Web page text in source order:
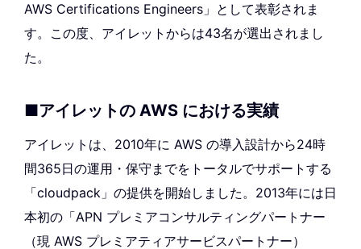
AWS Certifications Engineers」として表彰されま
す。この度、アイレットからは43名が選出されまし
た。
■アイレットの AWS における実績
アイレットは、2010年に AWS の導入設計から24時
間365日の運用・保守までをトータルでサポートする
「cloudpack」の提供を開始しました。2013年には日
本初の「APN プレミアコンサルティングパートナー
（現 AWS プレミアティアサービスパートナー）